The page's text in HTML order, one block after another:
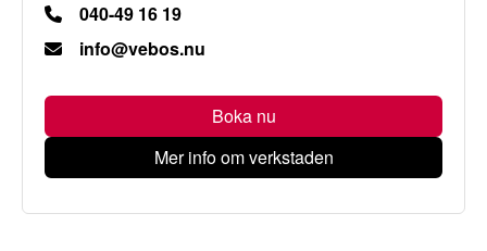
040-49 16 19
info@vebos.nu
Boka nu
Mer info om verkstaden